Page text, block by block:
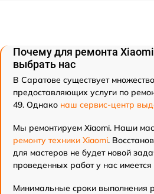
Почему для ремонта Xiaomi
выбрать нас
В Саратове существует
предоставляющих услуги по
49. Однако наш сервис-центр
Мы ремонтируем Xiaomi. Наши
ремонту техники Xiaomi.
для мастеров не будет новой
проведенных работ у нас имеется
Минимальные сроки выполнения